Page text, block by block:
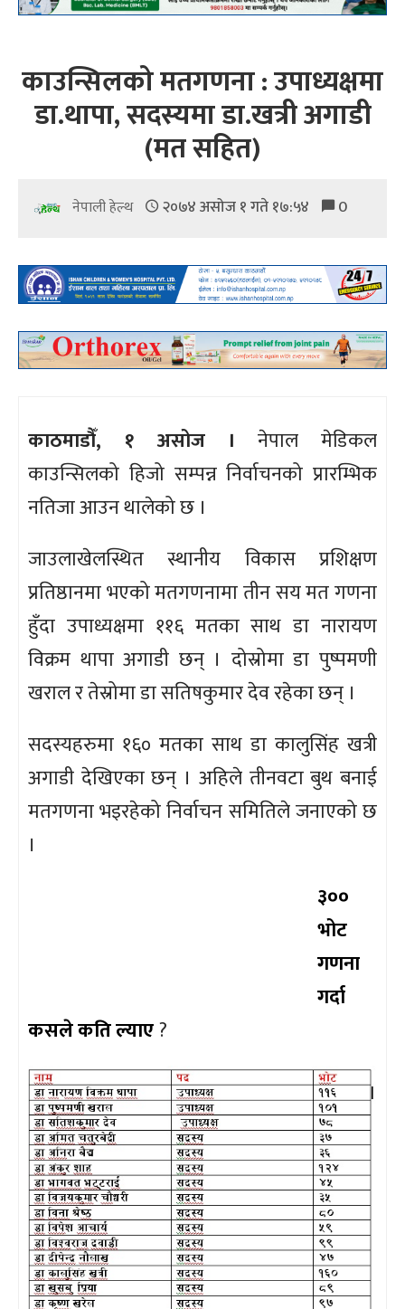
काउन्सिलको मतगणना : उपाध्यक्षमा
डा.थापा, सदस्यमा डा.खत्री अगाडी
(मत सहित)
नेपाली हेल्थ २०७४ असोज १ गते १७:५४ 0
काठमाडौँ, १ असोज । नेपाल मेडिकल
काउन्सिलको हिजो सम्पन्न निर्वाचनको प्रारम्भिक
नतिजा आउन थालेको छ ।
जाउलाखेलस्थित स्थानीय विकास प्रशिक्षण
प्रतिष्ठानमा भएको मतगणनामा तीन सय मत गणना
हुँदा उपाध्यक्षमा ११६ मतका साथ डा नारायण
विक्रम थापा अगाडी छन् । दोस्रोमा डा पुष्पमणी
खराल र तेस्रोमा डा सतिषकुमार देव रहेका छन् ।
सदस्यहरुमा १६० मतका साथ डा कालुसिंह खत्री
अगाडी देखिएका छन् । अहिले तीनवटा बुथ बनाई
मतगणना भइरहेको निर्वाचन समितिले जनाएको छ
।
३००
भोट
गणना
गर्दा
कसले कति ल्याए?